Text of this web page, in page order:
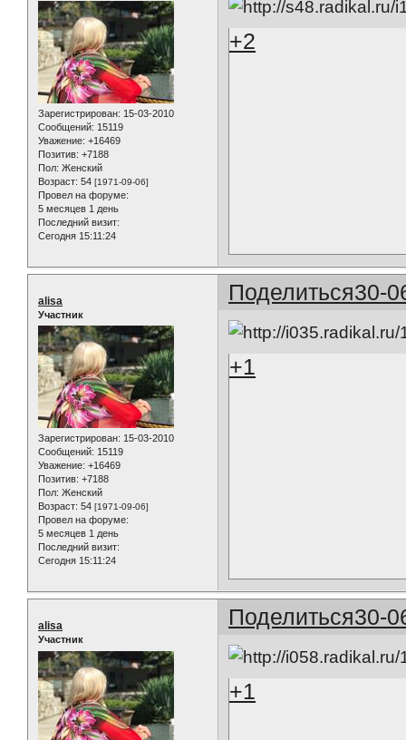
Зарегистрирован: 15-03-2010
Сообщений: 15119
Уважение: +16469
Позитив: +7188
Пол: Женский
Возраст: 54 [1971-09-06]
Провел на форуме:
5 месяцев 1 день
Последний визит:
Сегодня 15:11:24
+2
Поделиться30-
alisa
Участник
Зарегистрирован: 15-03-2010
Сообщений: 15119
Уважение: +16469
Позитив: +7188
Пол: Женский
Возраст: 54 [1971-09-06]
Провел на форуме:
5 месяцев 1 день
Последний визит:
Сегодня 15:11:24
+1
Поделиться30-
alisa
Участник
+1